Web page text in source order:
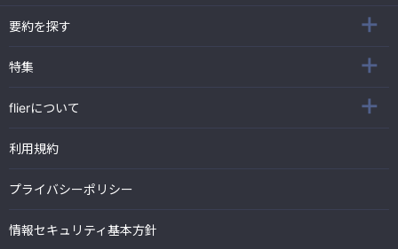
要約を探す
特集
flierについて
利用規約
プライバシーポリシー
情報セキュリティ基本方針